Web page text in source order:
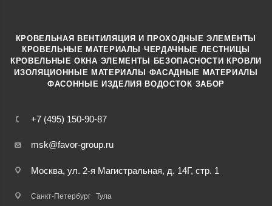
+7 (495) 150-90-87
msk@favor-group.ru
Москва, ул. 2-я Магистральная, д. 14Г, стр. 1
Санкт-Петербург Тула
КРОВЕЛЬНАЯ ВЕНТИЛЯЦИЯ И ПРОХОДНЫЕ ЭЛЕМЕНТЫ
КРОВЕЛЬНЫЕ МАТЕРИАЛЫ ·ЧЕРДАЧНЫЕ ЛЕСТНИЦЫ
КРОВЕЛЬНЫЕ ОКНА ·ЭЛЕМЕНТЫ БЕЗОПАСНОСТИ КРОВЛИ
ИЗОЛЯЦИОННЫЕ МАТЕРИАЛЫ ·ФАСАДНЫЕ МАТЕРИАЛЫ
ФАСОННЫЕ ИЗДЕЛИЯ ·ВОДОСТОК ·ЗАБОР